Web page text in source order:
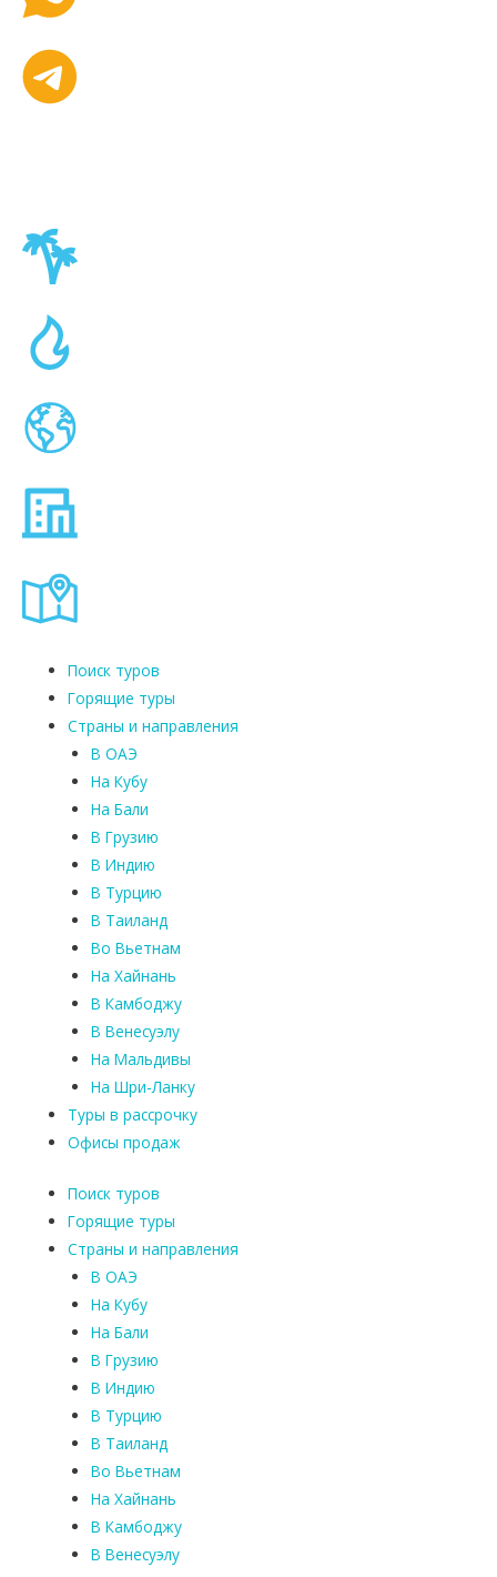
Поиск туров
Горящие туры
Страны и направления
В ОАЭ
На Кубу
На Бали
В Грузию
В Индию
В Турцию
В Таиланд
Во Вьетнам
На Хайнань
В Камбоджу
В Венесуэлу
На Мальдивы
На Шри-Ланку
Туры в рассрочку
Офисы продаж
Поиск туров
Горящие туры
Страны и направления
В ОАЭ
На Кубу
На Бали
В Грузию
В Индию
В Турцию
В Таиланд
Во Вьетнам
На Хайнань
В Камбоджу
В Венесуэлу